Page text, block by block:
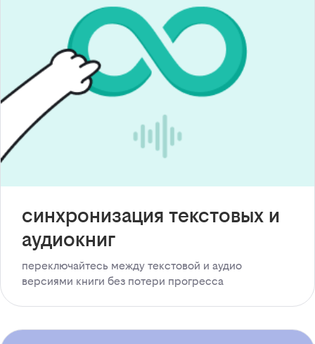
синхронизация текстовых и
аудиокниг
переключайтесь между текстовой и аудио
версиями книги без потери прогресса